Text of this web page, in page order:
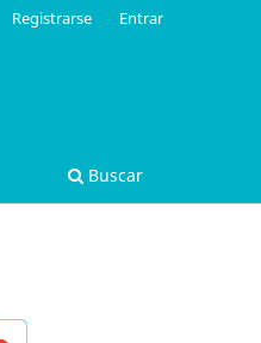
Buscar
Registrarse Entrar